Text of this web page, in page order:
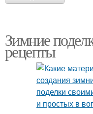
Зимние
рецепты